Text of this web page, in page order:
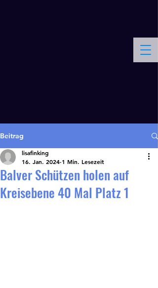
Beitrag
Balver Schützen holen auf
Kreisebene 40 Mal Platz 1
lisafinking
16. Jan. 2024 1 Min. Lesezeit